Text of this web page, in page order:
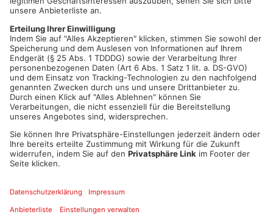
Nieder-Roden spielt morgen
Die HSG Rodgau Nieder-Roden, das letzte Team aus der
Region, startet morgen in die Saison. Sie treffen zu Hause auf
den Longericher SC Köln. Fans können sich auf ein
aufregendes Handball-Wochenende freuen, bei dem die
Mannschaften aus dem Primaveraland um wichtige Punkte
kämpfen.
Artikel teilen